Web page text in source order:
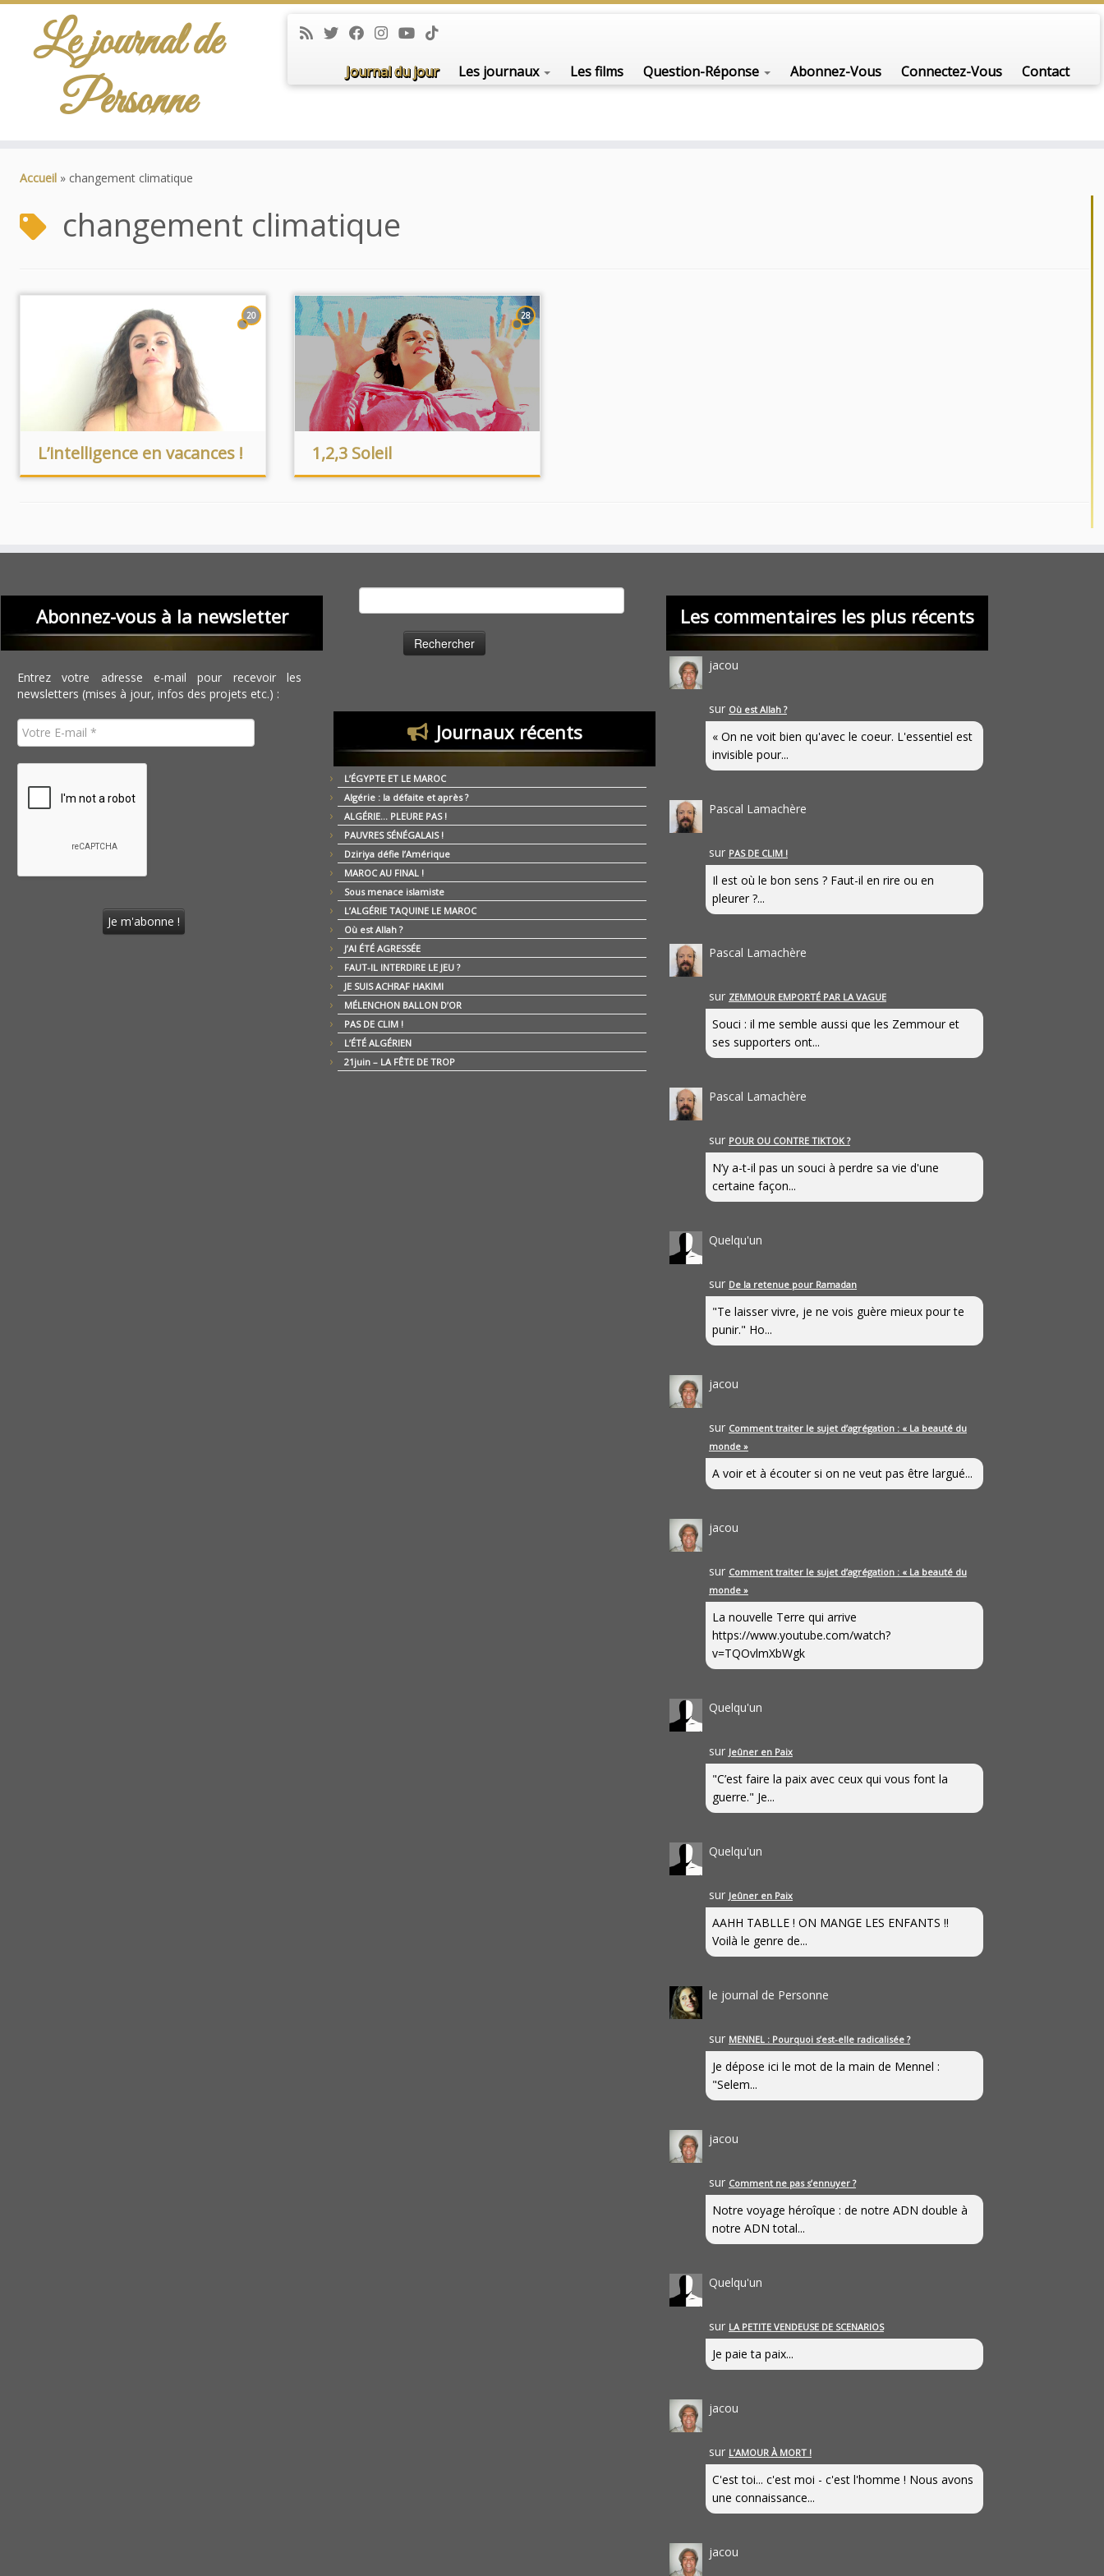
Le journal de
Personne
Journal du jour Les journaux Les films Question-Réponse Abonnez-Vous Connectez-Vous Contact
Accueil » changement climatique
changement climatique
20
L’intelligence en vacances !
28
1,2,3 Soleil
Abonnez-vous à la newsletter
Entrez votre adresse e-mail pour recevoir les
newsletters (mises à jour, infos des projets etc.) :
Journaux récents
L’ÉGYPTE ET LE MAROC
Algérie : la défaite et après ?
ALGÉRIE… PLEURE PAS !
PAUVRES SÉNÉGALAIS !
Dziriya défie l’Amérique
MAROC AU FINAL !
Sous menace islamiste
L’ALGÉRIE TAQUINE LE MAROC
Où est Allah ?
J’AI ÉTÉ AGRESSÉE
FAUT-IL INTERDIRE LE JEU ?
JE SUIS ACHRAF HAKIMI
MÉLENCHON BALLON D’OR
PAS DE CLIM !
L’ÉTÉ ALGÉRIEN
21juin – LA FÊTE DE TROP
Les commentaires les plus récents
jacou
sur Où est Allah ?
« On ne voit bien qu'avec le coeur. L'essentiel est
invisible pour...
Pascal Lamachère
sur PAS DE CLIM !
Il est où le bon sens ? Faut-il en rire ou en
pleurer ?...
Pascal Lamachère
sur ZEMMOUR EMPORTÉ PAR LA VAGUE
Souci : il me semble aussi que les Zemmour et
ses supporters ont...
Pascal Lamachère
sur POUR OU CONTRE TIKTOK ?
N’y a-t-il pas un souci à perdre sa vie d'une
certaine façon...
Quelqu'un
sur De la retenue pour Ramadan
"Te laisser vivre, je ne vois guère mieux pour te
punir." Ho...
jacou
sur Comment traiter le sujet d’agrégation : « La beauté du
monde »
A voir et à écouter si on ne veut pas être largué...
jacou
sur Comment traiter le sujet d’agrégation : « La beauté du
monde »
La nouvelle Terre qui arrive
https://www.youtube.com/watch?
v=TQOvlmXbWgk
Quelqu'un
sur Jeûner en Paix
"C’est faire la paix avec ceux qui vous font la
guerre." Je...
Quelqu'un
sur Jeûner en Paix
AAHH TABLLE ! ON MANGE LES ENFANTS !!
Voilà le genre de...
le journal de Personne
sur MENNEL : Pourquoi s’est-elle radicalisée ?
Je dépose ici le mot de la main de Mennel :
"Selem...
jacou
sur Comment ne pas s’ennuyer ?
Notre voyage héroîque : de notre ADN double à
notre ADN total...
Quelqu'un
sur LA PETITE VENDEUSE DE SCENARIOS
Je paie ta paix...
jacou
sur L’AMOUR À MORT !
C'est toi... c'est moi - c'est l'homme ! Nous avons
une connaissance...
jacou